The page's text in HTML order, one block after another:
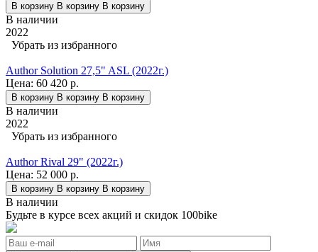
В корзину В корзину В корзину
В наличии
2022
Убрать из избранного
Author Solution 27,5" ASL (2022г.)
Цена: 60 420 р.
В корзину В корзину В корзину
В наличии
2022
Убрать из избранного
Author Rival 29" (2022г.)
Цена: 52 000 р.
В корзину В корзину В корзину
В наличии
Будьте в курсе всех акций и скидок 100bike